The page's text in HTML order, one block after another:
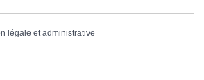
légale et administrative